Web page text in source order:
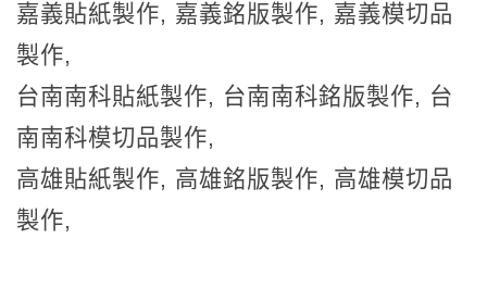
嘉義貼紙製作, 嘉義銘版製作, 嘉義模切品
製作,
台南南科貼紙製作, 台南南科銘版製作, 台
南南科模切品製作,
高雄貼紙製作, 高雄銘版製作, 高雄模切品
製作,